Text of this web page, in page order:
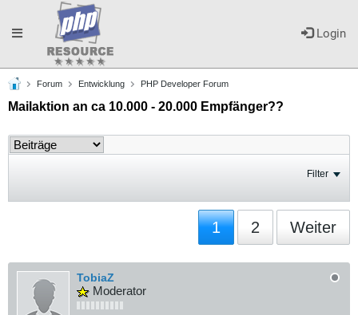
Login
Toggle
navigation
Forum Entwicklung PHP Developer Forum
Mailaktion an ca 10.000 - 20.000 Empfänger??
Filter
1 2 Weiter
TobiaZ
Moderator